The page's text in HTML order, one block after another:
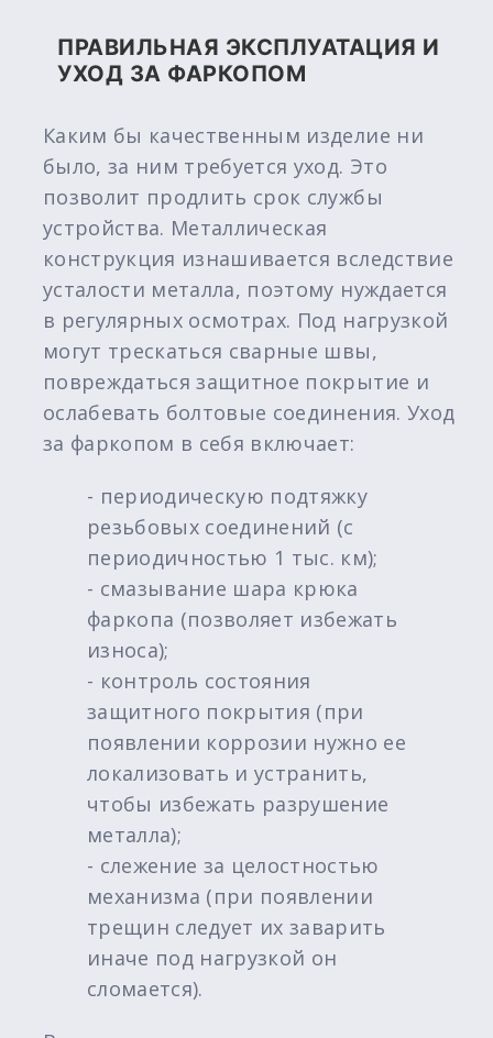
ПРАВИЛЬНАЯ ЭКСПЛУАТАЦИЯ И
УХОД ЗА ФАРКОПОМ
Каким бы качественным изделие ни
было, за ним требуется уход. Это
позволит продлить срок службы
устройства. Металлическая
конструкция изнашивается вследствие
усталости металла, поэтому нуждается
в регулярных осмотрах. Под нагрузкой
могут трескаться сварные швы,
повреждаться защитное покрытие и
ослабевать болтовые соединения. Уход
за фаркопом в себя включает:
- периодическую подтяжку
резьбовых соединений (с
периодичностью 1 тыс. км);
- смазывание шара крюка
фаркопа (позволяет избежать
износа);
- контроль состояния
защитного покрытия (при
появлении коррозии нужно ее
локализовать и устранить,
чтобы избежать разрушение
металла);
- слежение за целостностью
механизма (при появлении
трещин следует их заварить
иначе под нагрузкой он
сломается).